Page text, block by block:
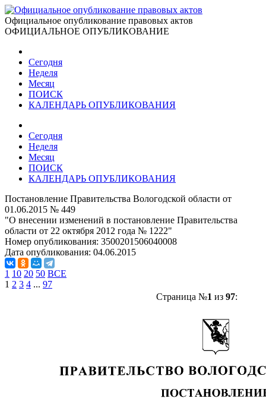
Официальное опубликование правовых актов
ОФИЦИАЛЬНОЕ ОПУБЛИКОВАНИЕ
Сегодня
Неделя
Месяц
ПОИСК
КАЛЕНДАРЬ ОПУБЛИКОВАНИЯ
Сегодня
Неделя
Месяц
ПОИСК
КАЛЕНДАРЬ ОПУБЛИКОВАНИЯ
Постановление Правительства Вологодской области от
01.06.2015 № 449
"О внесении изменений в постановление Правительства
области от 22 октября 2012 года № 1222"
Номер опубликования: 3500201506040008
Дата опубликования: 04.06.2015
1 10 20 50 ВСЕ
1 2 3 4 ... 97
Страница №1 из 97: